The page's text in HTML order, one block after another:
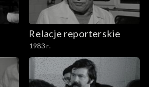
Relacje reporterskie
1983 r.